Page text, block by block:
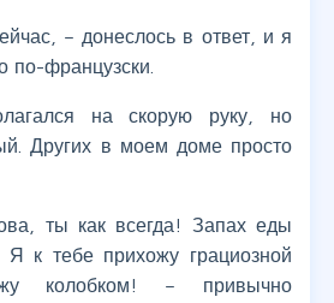
– донеслось в ответ, и я
по-французски.
на скорую руку, но
Других в моем доме просто
ты как всегда! Запах еды
Я к тебе прихожу грациозной
колобком! – привычно